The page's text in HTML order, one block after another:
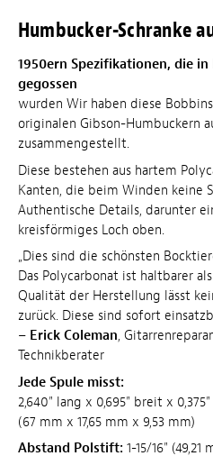
Humbucker-Schranke
1950ern Spezifikationen, die
gegossen
wurden Wir haben diese
originalen Gibson-Humbuckern
zusammengestellt.
Diese bestehen aus hartem
Kanten, die beim Winden keine
Authentische Details, darunter
kreisförmiges Loch oben.
„Dies sind die schönsten
Das Polycarbonat ist haltbarer
Qualität der Herstellung lässt
zurück. Diese sind sofort
– Erick Coleman,
Technikberater
Jede Spule misst:
2,640" lang x 0,695" breit x
(67 mm x 17,65 mm x 9,53 mm)
Abstand Polstift: 1-15/16" (49,21